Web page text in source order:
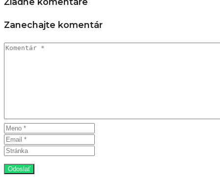
Zanechajte komentár